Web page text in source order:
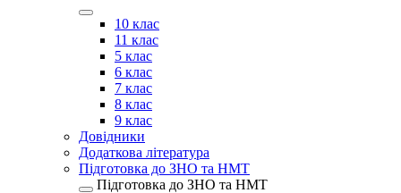
10 клас
11 клас
5 клас
6 клас
7 клас
8 клас
9 клас
Довідники
Додаткова література
Підготовка до ЗНО та НМТ
Підготовка до ЗНО та НМТ